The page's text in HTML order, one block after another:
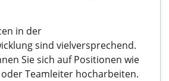
in der
sind vielversprechend.
Sie sich auf Positionen wie
Teamleiter hocharbeiten.